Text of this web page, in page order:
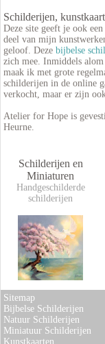
Schilderijen,
Deze site geeft je ook
deel van mijn
geloof. Dezebijbelse
zich mee. Inmiddels
maak ik met grote
schilderijen in de online
verkocht, maar er zijn
Atelier for Hope is
Heurne.
Schilderijen en
Miniaturen
Handgeschilderde
schilderijen
Sitemap
Bijbelse Schilderijen
Natuur Schilderijen
Miniatuur Schilderijen
Kunstkaarten